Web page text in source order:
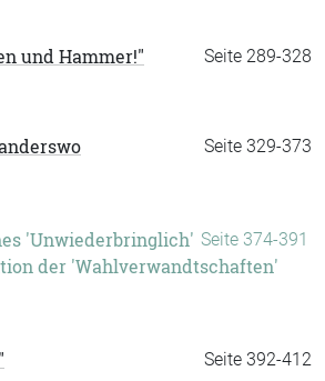
Seite 289-328
und Hammer!"
Seite 329-373
Seite 374-391
'Unwiederbringlich'
der 'Wahlverwandtschaften'
Seite 392-412